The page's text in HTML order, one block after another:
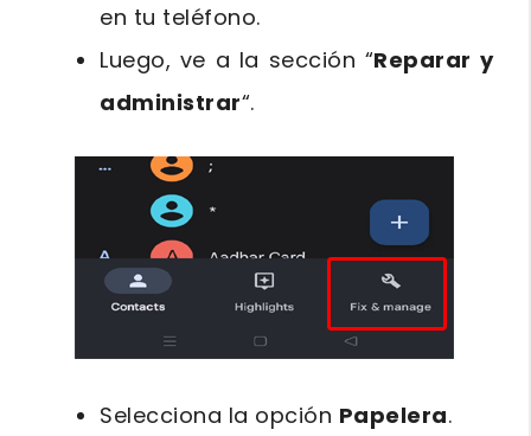
en tu teléfono.
Luego, ve a la sección “Reparar y
administrar“.
Selecciona la opción Papelera.